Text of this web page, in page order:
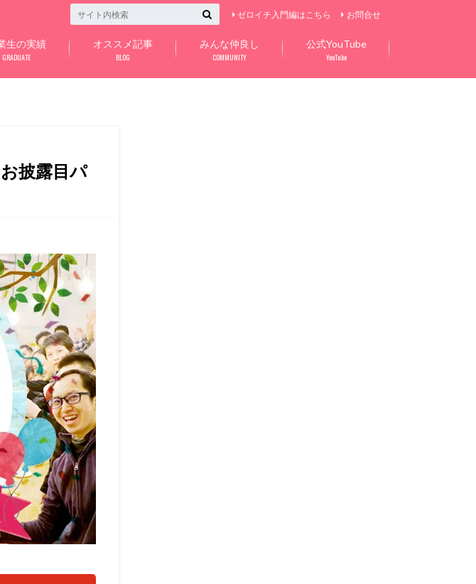
ゼロイチ入門編はこちら お問合せ
生の実績
GRADUATE
オススメ記事
BLOG
みんな仲良し
COMMUNITY
公式YouTube
YouTube
披露目パ